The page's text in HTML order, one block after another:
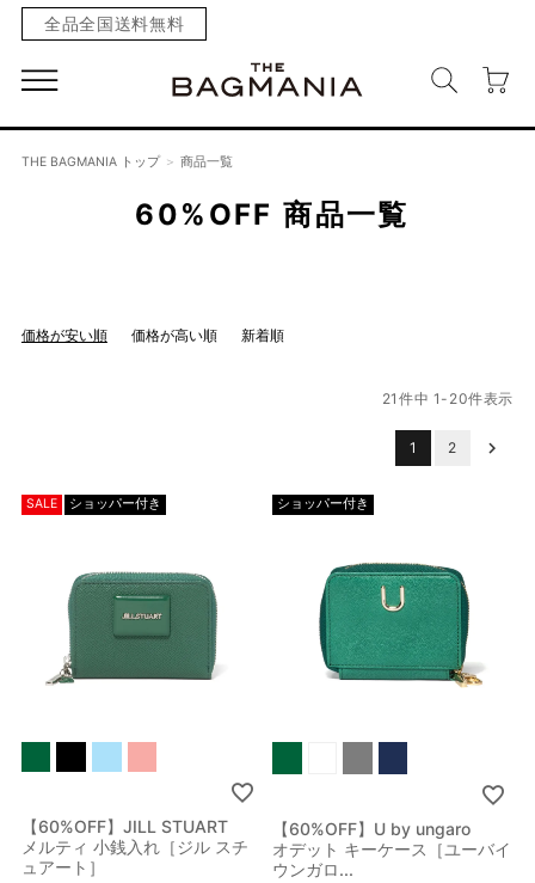
全品全国送料無料
THE BAGMANIA トップ 商品一覧
60%OFF商品一覧
価格が安い順 価格が高い順 新着順
21件中 1 - 20件表示
1 2
SALE ショッパー付き
【60%OFF】JILL STUART
メルティ 小銭入れ［ジル スチ
ュアート］
ショッパー付き
【60%OFF】U by ungaro
オデット キーケース［ユーバイ
ウンガロ...